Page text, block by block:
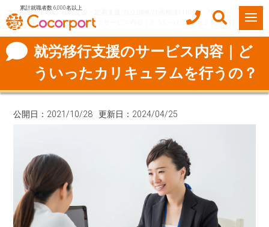
累計就職者数 6,000名以上
ココルポート(就労移行支援・定着支援/自立訓練/計画相談) HOME
お役立ち情報
就労移行支援のサービス内容｜どういったカリキュラムを行うの？
就労移行支援のサービス内容｜ど
ういったカリキュラムを行うの？
公開日：2021/10/28 更新日：2024/04/25